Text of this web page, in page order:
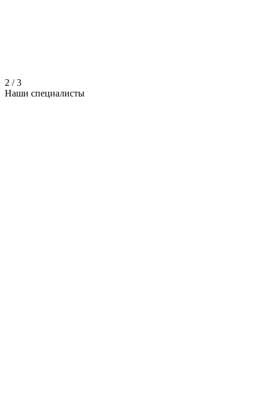
2 /3
Наши специалисты